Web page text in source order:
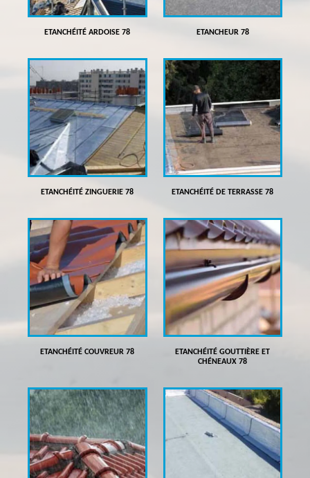
ETANCHÉITÉ ARDOISE 78 ETANCHEUR 78
ETANCHÉITÉ ZINGUERIE 78 ETANCHÉITÉ DE TERRASSE 78
ETANCHÉITÉ COUVREUR 78
ETANCHÉITÉ GOUTTIÈRE ET
CHÉNEAUX 78